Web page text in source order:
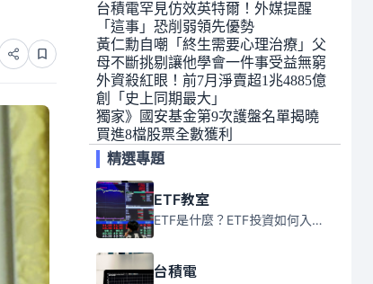
台積電罕見仿效英特爾！外媒提醒
「這事」恐削弱領先優勢
黃仁勳自嘲「終生需要心理治療」父
母不斷挑剔讓他學會一件事受益無窮
外資殺紅眼！前7月淨賣超1兆4885億
創「史上同期最大」
獨家》國安基金第9次護盤名單揭曉
買進8檔股票全數獲利
精選專題
ETF教室
ETF是什麼？ETF投資如何入門？本系列專題文章將會告訴你新手必須知道的ETF基礎知識。
台積電